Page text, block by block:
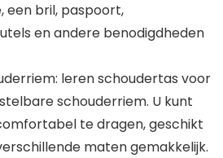
een bril, paspoort,
en andere benodigdheden
leren schoudertas voor
schouderriem. U kunt
te dragen, geschikt
maten gemakkelijk.